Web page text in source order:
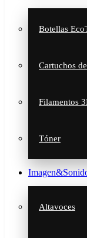
Botellas
Cartuchos
Filamentos
Tóner
Altavoces